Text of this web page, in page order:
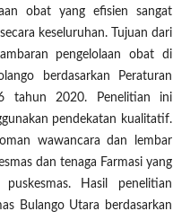
obat yang efisien sangat
keseluruhan. Tujuan dari
pengelolaan obat di
berdasarkan Peraturan
tahun 2020. Penelitian ini
pendekatan kualitatif.
wawancara dan lembar
dan tenaga Farmasi yang
Hasil penelitian
Bulango Utara berdasarkan